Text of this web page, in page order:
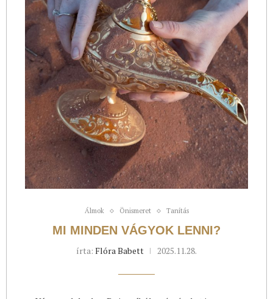
Álmok Önismeret Tanítás
MI MINDEN VÁGYOK LENNI?
írta: Flóra Babett 2025.11.28.